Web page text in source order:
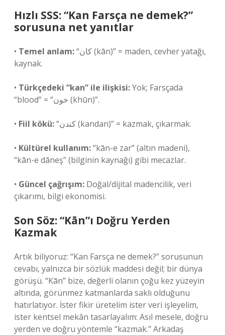
Hızlı SSS: “Kan Farsça ne demek?”
sorusuna net yanıtlar
• Temel anlam:“کان (kān)” = maden, cevher yatağı,
kaynak.
• Türkçedeki “kan” ile ilişkisi:Yok; Farsçada
“blood” = “خون (khūn)”.
• Fiil kökü: “کندن (kandan)” = kazmak, çıkarmak.
• Kültürel kullanım:“kān-e zar” (altın madeni),
“kān-e dāneş” (bilginin kaynağı) gibi mecazlar.
• Güncel çağrışım: Doğal/dijital madencilik, veri
çıkarımı, bilgi ekonomisi.
Son Söz: “Kān”ı Doğru Yerden
Kazmak
Artık biliyoruz: “Kan Farsça ne demek?” sorusunun
cevabı, yalnızca bir sözlük maddesi değil; bir dünya
görüşü. “Kān” bize, değerli olanın çoğu kez yüzeyin
altında, görünmez katmanlarda saklı olduğunu
hatırlatıyor. İster fikir üretelim ister veri işleyelim,
ister kentsel mekân tasarlayalım: Asıl mesele, doğru
yerden ve doğru yöntemle “kazmak.” Arkadaş